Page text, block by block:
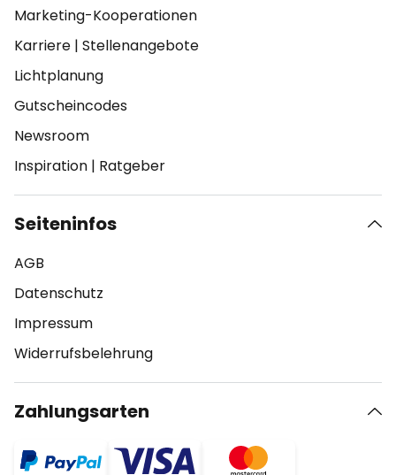
Marketing-Kooperationen
Karriere | Stellenangebote
Lichtplanung
Gutscheincodes
Newsroom
Inspiration | Ratgeber
Seiteninfos
AGB
Datenschutz
Impressum
Widerrufsbelehrung
Zahlungsarten